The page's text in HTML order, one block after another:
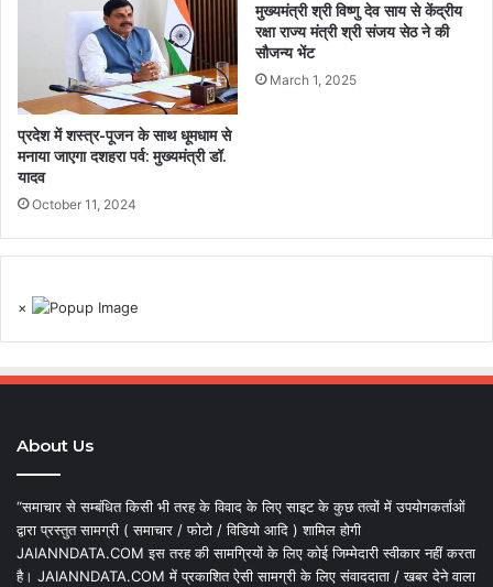
प्रदेश में शस्त्र-पूजन के साथ धूमधाम से
मनाया जाएगा दशहरा पर्व: मुख्यमंत्री डॉ.
यादव
October 11, 2024
मुख्यमंत्री श्री विष्णु देव साय से केंद्रीय
रक्षा राज्य मंत्री श्री संजय सेठ ने की
सौजन्य भेंट
March 1, 2025
×
About Us
“समाचार से सम्बंधित किसी भी तरह के विवाद के लिए साइट के कुछ तत्वों में उपयोगकर्ताओं
द्वारा प्रस्तुत सामग्री ( समाचार / फोटो / विडियो आदि ) शामिल होगी
JAIANNDATA.COM इस तरह की सामग्रियों के लिए कोई जिम्मेदारी स्वीकार नहीं करता
है। JAIANNDATA.COM में प्रकाशित ऐसी सामग्री के लिए संवाददाता / खबर देने वाला